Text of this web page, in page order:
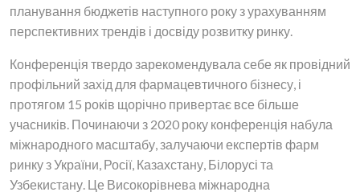
планування бюджетів наступного року з урахуванням
перспективних трендів і досвіду розвитку ринку.
Конференція твердо зарекомендувала себе як провідний
профільний захід для фармацевтичного бізнесу, і
протягом 15 років щорічно привертає все більше
учасників. Починаючи з 2020 року конференція набула
міжнародного масштабу, залучаючи експертів фарм
ринку з України, Росії, Казахстану, Білорусі та
Узбекистану. Це Високорівнева міжнародна